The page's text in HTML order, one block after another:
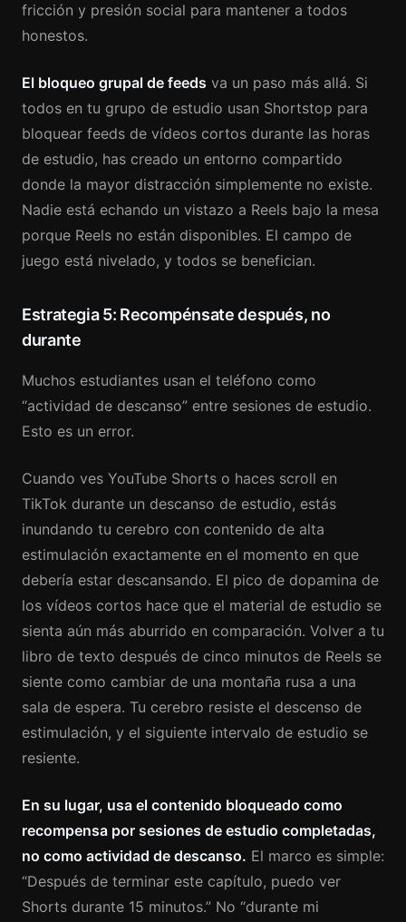
fricción y presión social para mantener a todos
honestos.
El bloqueo grupal de feeds va un paso más allá. Si
todos en tu grupo de estudio usan Shortstop para
bloquear feeds de vídeos cortos durante las horas
de estudio, has creado un entorno compartido
donde la mayor distracción simplemente no existe.
Nadie está echando un vistazo a Reels bajo la mesa
porque Reels no están disponibles. El campo de
juego está nivelado, y todos se benefician.
Estrategia 5: Recompénsate después, no
durante
Muchos estudiantes usan el teléfono como
“actividad de descanso” entre sesiones de estudio.
Esto es un error.
Cuando ves YouTube Shorts o haces scroll en
TikTok durante un descanso de estudio, estás
inundando tu cerebro con contenido de alta
estimulación exactamente en el momento en que
debería estar descansando. El pico de dopamina de
los vídeos cortos hace que el material de estudio se
sienta aún más aburrido en comparación. Volver a tu
libro de texto después de cinco minutos de Reels se
siente como cambiar de una montaña rusa a una
sala de espera. Tu cerebro resiste el descenso de
estimulación, y el siguiente intervalo de estudio se
resiente.
En su lugar, usa el contenido bloqueado como
recompensa por sesiones de estudio completadas,
no como actividad de descanso. El marco es simple:
“Después de terminar este capítulo, puedo ver
Shorts durante 15 minutos.” No “durante mi